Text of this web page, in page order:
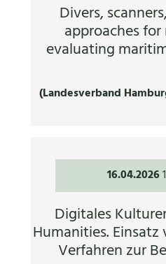
Divers,
approaches
evaluating
(Landesverband
16.04.2026
Digitales
Humanities.
Verfahren zur